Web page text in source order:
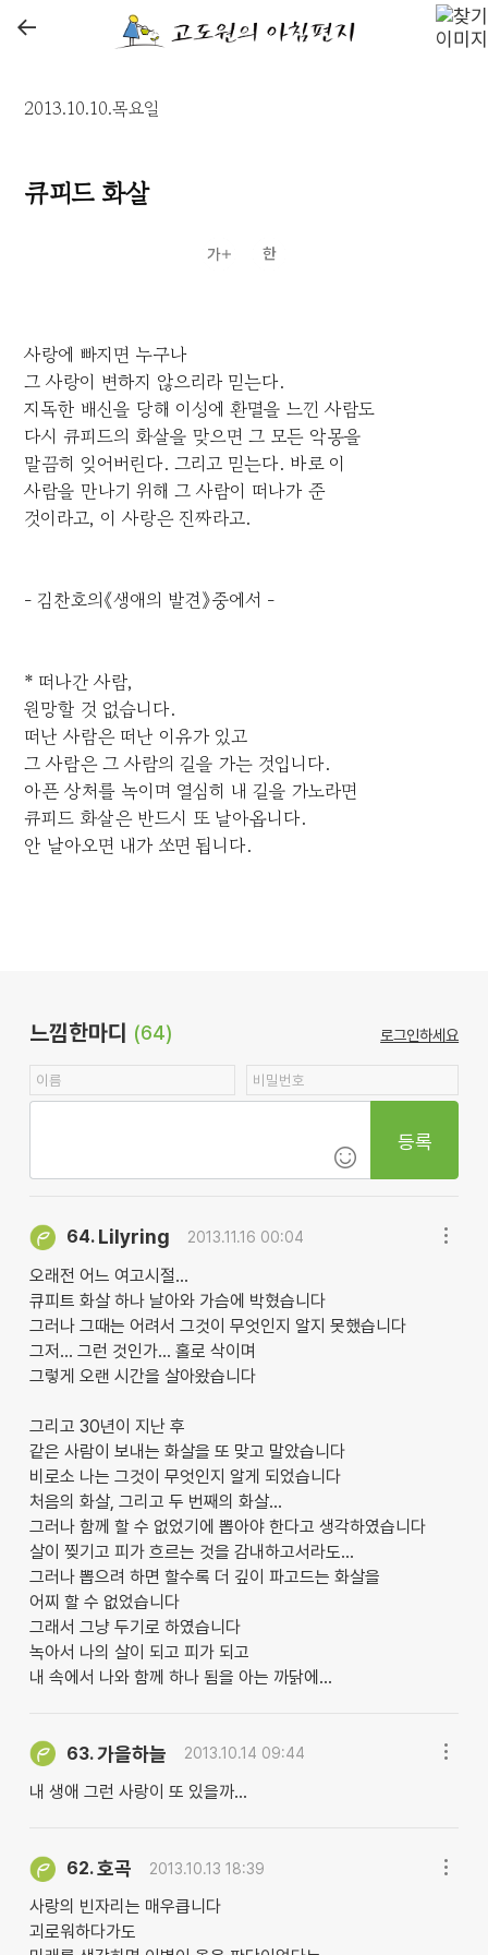
←
2013.10.10.목요일
큐피드 화살
사랑에 빠지면 누구나
그 사랑이 변하지 않으리라 믿는다.
지독한 배신을 당해 이성에 환멸을 느낀 사람도
다시 큐피드의 화살을 맞으면 그 모든 악몽을
말끔히 잊어버린다. 그리고 믿는다. 바로 이
사람을 만나기 위해 그 사람이 떠나가 준
것이라고, 이 사랑은 진짜라고.
- 김찬호의《생애의 발견》중에서 -
* 떠나간 사람,
원망할 것 없습니다.
떠난 사람은 떠난 이유가 있고
그 사람은 그 사람의 길을 가는 것입니다.
아픈 상처를 녹이며 열심히 내 길을 가노라면
큐피드 화살은 반드시 또 날아옵니다.
안 날아오면 내가 쏘면 됩니다.
느낌한마디 (64) 로그인하세요
등록
64. Lilyring 2013.11.16 00:04
오래전 어느 여고시절...
큐피트 화살 하나 날아와 가슴에 박혔습니다
그러나 그때는 어려서 그것이 무엇인지 알지 못했습니다
그저... 그런 것인가... 홀로 삭이며
그렇게 오랜 시간을 살아왔습니다
그리고 30년이 지난 후
같은 사람이 보내는 화살을 또 맞고 말았습니다
비로소 나는 그것이 무엇인지 알게 되었습니다
처음의 화살, 그리고 두 번째의 화살...
그러나 함께 할 수 없었기에 뽑아야 한다고 생각하였습니다
살이 찢기고 피가 흐르는 것을 감내하고서라도...
그러나 뽑으려 하면 할수록 더 깊이 파고드는 화살을
어찌 할 수 없었습니다
그래서 그냥 두기로 하였습니다
녹아서 나의 살이 되고 피가 되고
내 속에서 나와 함께 하나 됨을 아는 까닭에...
63.가을하늘 2013.10.14 09:44
내 생애 그런 사랑이 또 있을까...
62.호곡 2013.10.13 18:39
사랑의 빈자리는 매우큽니다
괴로워하다가도